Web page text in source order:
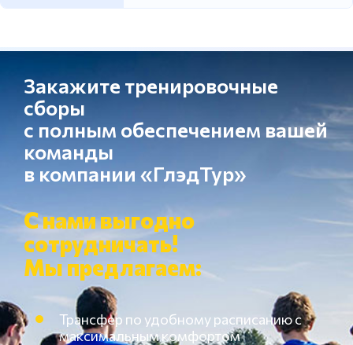
Закажите тренировочные
сборы
с полным обеспечением вашей
команды
в компании «ГлэдТур»
С нами выгодно
сотрудничать!
Мы предлагаем:
Трансфер по удобному расписанию с
максимальным комфортом